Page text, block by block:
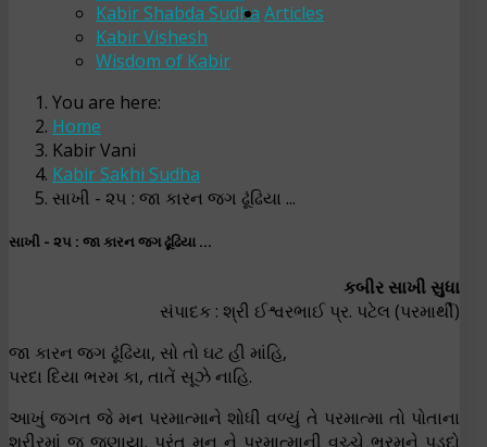
Kabir Shabda Sudha
Kabir Vishesh
Wisdom of Kabir
Articles
You are here:
Home
Kabir Vani
Kabir Sakhi Sudha
સાખી - ૨૫ : જા કારન જગ ઢૂંઢિયા ...
સાખી - ૨૫ : જા કારન જગ ઢૂંઢિયા ...
કબીર સાખી સુધા
સંપાદક : શ્રી ઈશ્વરભાઈ પ્ર. પટેલ (પરમાર્થી)
જા કારન જગ ઢૂંઢિયા, સો તો ઘટ હી માંહિ,
પરદા દિયા ભરમ કા, તાતેં સૂઝે નાહિ.
આખું જગત જે મન પરમાત્માને શોધી વળ્યું તે પરમાત્મા તો પોતાના
શરીરમાં જ જણાયા. પરંતુ મન ને પરમાત્માની વચ્ચે ભ્રમને પડદો